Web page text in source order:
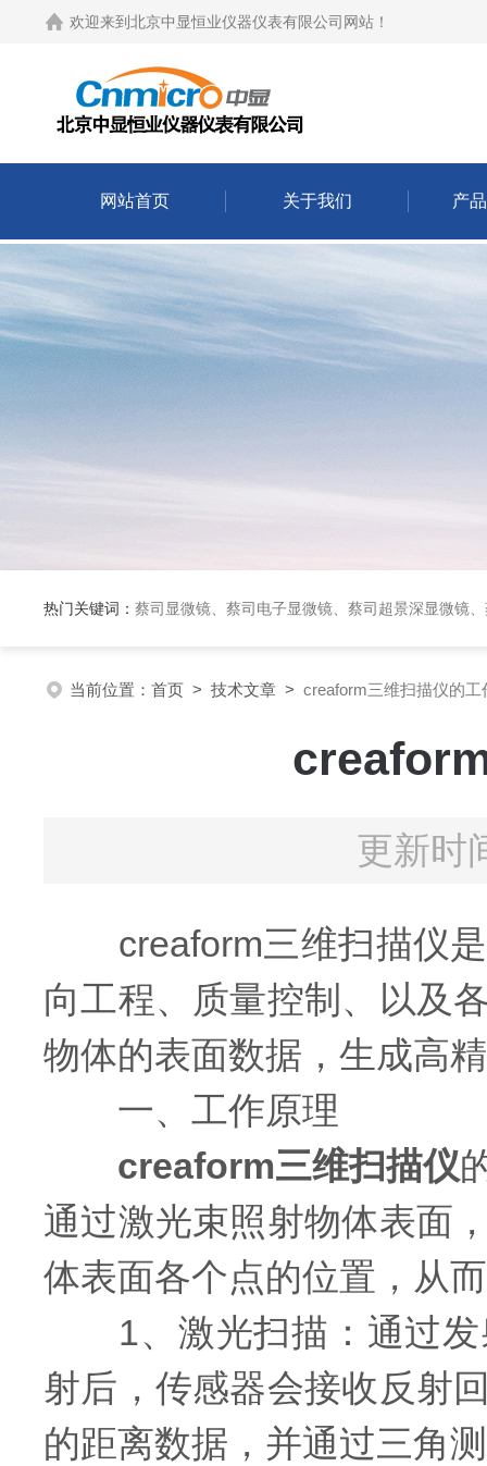
欢迎来到 北京中显恒业仪器仪表有限公司网站 ！
网站首页 关于我们 产
热门关键词： 蔡司显微镜、蔡司电子显微镜、蔡司超景深显微镜
当前位置： 首页 > 技术文章 > creaform三维扫描仪的工
更新时
creaform三维扫描仪是
向工程、质量控制、以及
物体的表面数据，生成高
一、工作原理
creaform三维扫描仪
通过激光束照射物体表面
体表面各个点的位置，从
1、激光扫描：通过发
射后，传感器会接收反射
的距离数据，并通过三角